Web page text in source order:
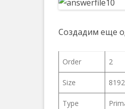
Создадим еще
Order 2
Size
Type